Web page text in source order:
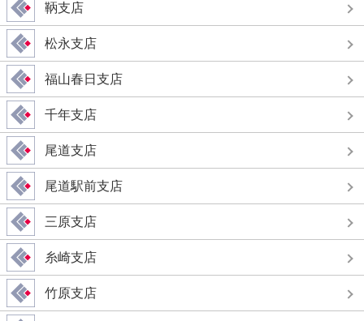
サービス条件
店舗サービス
ATMサービス・利用可能時間
※平日のみのお取扱いです。
鞆支店
松永支店
福山春日支店
千年支店
尾道支店
尾道駅前支店
三原支店
糸崎支店
竹原支店